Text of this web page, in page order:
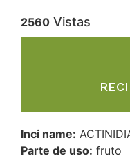
2560 Vistas
Inci name:
Parte de uso: fruto